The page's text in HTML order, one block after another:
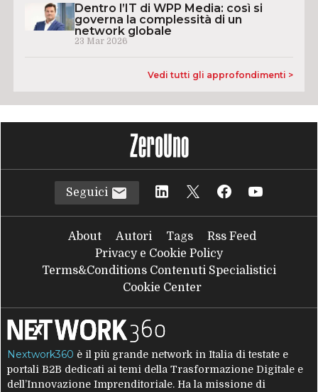
Dentro l’IT di WPP Media: così si
governa la complessità di un
network globale
23 Mar 2026
Vedi tutti gli approfondimenti >
Seguici
About Autori Tags
Rss Feed
Privacy e Cookie Policy
Terms&Conditions Contenuti Specialistici
Cookie Center
Nextwork360 è il più grande network in Italia di testate e
portali B2B dedicati ai temi della Trasformazione Digitale e
dell’Innovazione Imprenditoriale. Ha la missione di